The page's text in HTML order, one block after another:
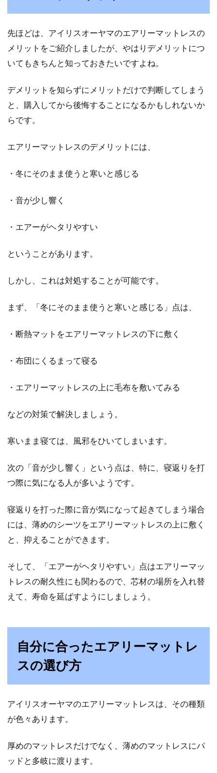
先ほどは、アイリスオーヤマのエアリーマットレスの
メリットをご紹介しましたが、やはりデメリットにつ
いてもきちんと知っておきたいですよね。
デメリットを知らずにメリットだけで判断してしまう
と、購入してから後悔することになるかもしれないか
らです。
エアリーマットレスのデメリットには、
・冬にそのまま使うと寒いと感じる
・音が少し響く
・エアーがヘタリやすい
ということがあります。
しかし、これは対処することが可能です。
まず、「冬にそのまま使うと寒いと感じる」点は、
・断熱マットをエアリーマットレスの下に敷く
・布団にくるまって寝る
・エアリーマットレスの上に毛布を敷いてみる
などの対策で解決しましょう。
寒いまま寝ては、風邪をひいてしまいます。
次の「音が少し響く」という点は、特に、寝返りを打
つ際に気になる人が多いようです。
寝返りを打った際に音が気になって起きてしまう場合
には、薄めのシーツをエアリーマットレスの上に敷く
と、抑えることができます。
そして、「エアーがヘタリやすい」点はエアリーマッ
トレスの耐久性にも関わるので、芯材の場所を入れ替
えて、寿命を延ばすようにしましょう。
自分に合ったエアリーマットレ
スの選び方
アイリスオーヤマのエアリーマットレスは、その種類
が色々あります。
厚めのマットレスだけでなく、薄めのマットレスにパ
ッドと多岐に渡ります。